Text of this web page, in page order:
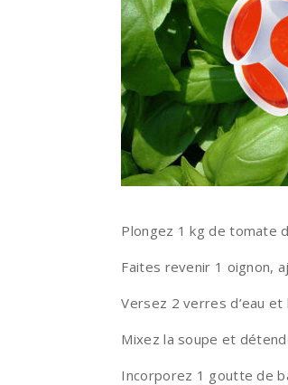
Plongez 1 kg de tomate
Faites revenir 1 oignon,
Versez 2 verres d’eau
Mixez la soupe et
Incorporez 1 goutte de